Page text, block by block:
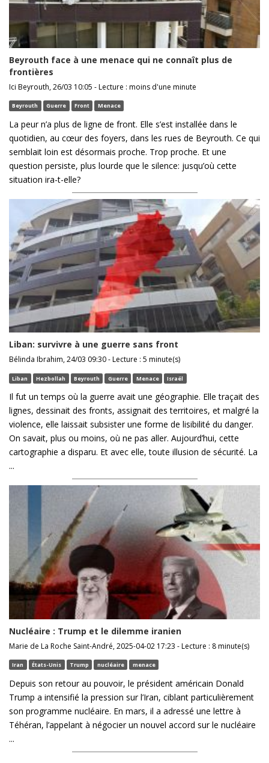
Beyrouth face à une menace qui ne connaît plus de
frontières
Ici Beyrouth, 26/03 10:05 - Lecture : moins d'une minute
Beyrouth Guerre Front Menace
La peur n’a plus de ligne de front. Elle s’est installée dans le
quotidien, au cœur des foyers, dans les rues de Beyrouth. Ce qui
semblait loin est désormais proche. Trop proche. Et une
question persiste, plus lourde que le silence: jusqu’où cette
situation ira-t-elle?
Liban: survivre à une guerre sans front
Bélinda Ibrahim, 24/03 09:30 - Lecture : 5 minute(s)
Liban Hezbollah Beyrouth Guerre Menace Israël
Il fut un temps où la guerre avait une géographie. Elle traçait des
lignes, dessinait des fronts, assignait des territoires, et malgré la
violence, elle laissait subsister une forme de lisibilité du danger.
On savait, plus ou moins, où ne pas aller. Aujourd’hui, cette
cartographie a disparu. Et avec elle, toute illusion de sécurité. La
...
Nucléaire : Trump et le dilemme iranien
Marie de La Roche Saint-André, 2025-04-02 17:23 - Lecture : 8 minute(s)
Iran États-Unis Trump nucléaire menace
Depuis son retour au pouvoir, le président américain Donald
Trump a intensifié la pression sur l’Iran, ciblant particulièrement
son programme nucléaire. En mars, il a adressé une lettre à
Téhéran, l’appelant à négocier un nouvel accord sur le nucléaire
...